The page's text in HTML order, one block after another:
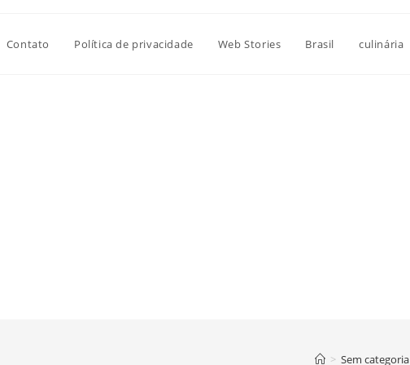
Contato Política de privacidade Web Stories Brasil culinária
> Sem categoria